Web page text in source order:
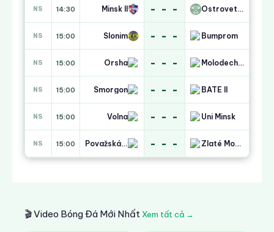
NS 14:30 Minsk II - - - Ostrovets FC
NS 15:00 Slonim - - - Bumprom
NS 15:00 Orsha - - - Molodechno-DYuSSh 4
NS 15:00 Smorgon - - - BATE II
NS 15:00 Volna - - - Uni Minsk
NS 15:00 Považská Bystrica - - - Zlaté Moravce
🎬 Video Bóng Đá Mới Nhất Xem tất cả →